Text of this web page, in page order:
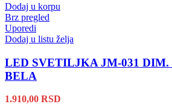
Dodaj u korpu
Brz pregled
Uporedi
Dodaj u listu želja
LED SVETILJKA JM-031 DIM.
BELA
1.910,00 RSD